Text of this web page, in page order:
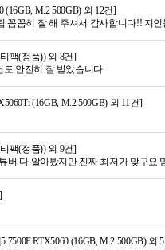
(16GB, M.2 500GB) 외 12건]
꼼꼼히 잘 해 주셔서 감사합니다!! 지
팩(정품)) 외 8건]
도 안전히 잘 받았습니다
(16GB, M.2 500GB) 외 11건]
팩(정품)) 외 9건]
RTX5060 (16GB, M.2 500GB) 외